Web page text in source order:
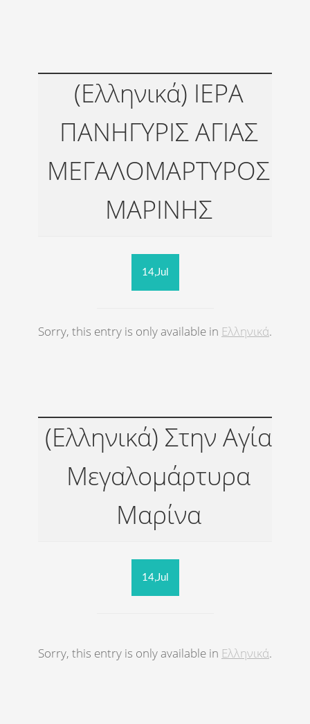
(Ελληνικά) ΙΕΡΑ
ΠΑΝΗΓΥΡΙΣ ΑΓΙΑΣ
ΜΕΓΑΛΟΜΑΡΤΥΡΟΣ
ΜΑΡΙΝΗΣ
14,Jul
Sorry, this entry is only available in Ελληνικά.
(Ελληνικά) Στην Αγία
Μεγαλομάρτυρα
Μαρίνα
14,Jul
Sorry, this entry is only available in Ελληνικά.